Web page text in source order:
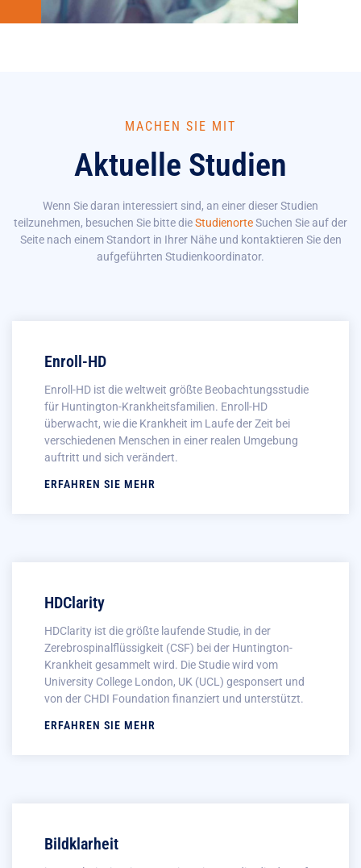
MACHEN SIE MIT
Aktuelle Studien
Wenn Sie daran interessiert sind, an einer dieser Studien
teilzunehmen, besuchen Sie bitte dieStudienorteSuchen Sie auf der
Seite nach einem Standort in Ihrer Nähe und kontaktieren Sie den
aufgeführten Studienkoordinator.
Enroll-HD
Enroll-HD ist die weltweit größte Beobachtungsstudie
für Huntington-Krankheitsfamilien. Enroll-HD
überwacht, wie die Krankheit im Laufe der Zeit bei
verschiedenen Menschen in einer realen Umgebung
auftritt und sich verändert.
ERFAHREN SIE MEHR
HDClarity
HDClarity ist die größte laufende Studie, in der
Zerebrospinalflüssigkeit (CSF) bei der Huntington-
Krankheit gesammelt wird. Die Studie wird vom
University College London, UK (UCL) gesponsert und
von der CHDI Foundation finanziert und unterstützt.
ERFAHREN SIE MEHR
Bildklarheit